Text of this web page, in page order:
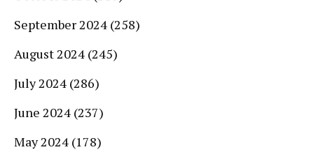
September 2024 (258)
August 2024 (245)
July 2024 (286)
June 2024 (237)
May 2024 (178)